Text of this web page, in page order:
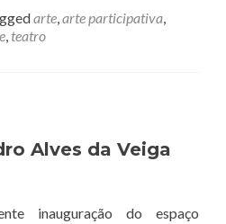
arte,arte participativa,
, teatro
Alves da Veiga
inauguração do espaço